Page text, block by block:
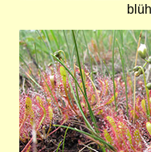
Bild